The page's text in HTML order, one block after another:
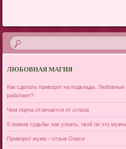
ЛЮБОВНАЯ МАГИЯ
Как сделать приворот на подклады.
работают?
Чем порча отличается от сглаза
5 знаков судьбы: как узнать, твой ли это
Приворот мужа – отзыв Олеси